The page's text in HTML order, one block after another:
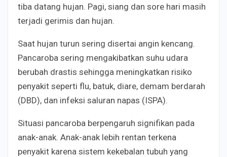
tiba datang hujan. Pagi, siang dan sore hari masih
terjadi gerimis dan hujan.
Saat hujan turun sering disertai angin kencang.
Pancaroba sering mengakibatkan suhu udara
berubah drastis sehingga meningkatkan risiko
penyakit seperti flu, batuk, diare, demam berdarah
(DBD), dan infeksi saluran napas (ISPA).
Situasi pancaroba berpengaruh signifikan pada
anak-anak. Anak-anak lebih rentan terkena
penyakit karena sistem kekebalan tubuh yang